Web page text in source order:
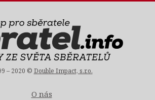
– 2020 © Double Impact, s.r.o.
O nás